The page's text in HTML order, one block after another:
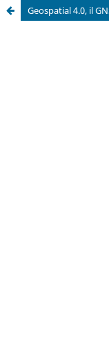
Geospatial 4.0, il